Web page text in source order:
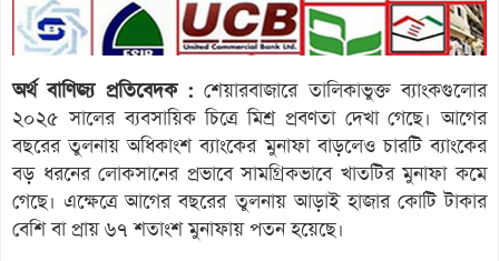
অর্থ বাণিজ্য প্রতিবেদক : শেয়ারবাজারে তালিকাভুক্ত ব্যাংকগুলোর
২০২৫ সালের ব্যবসায়িক চিত্রে মিশ্র প্রবণতা দেখা গেছে। আগের
বছরের তুলনায় অধিকাংশ ব্যাংকের মুনাফা বাড়লেও চারটি ব্যাংকের
বড় ধরনের লোকসানের প্রভাবে সামগ্রিকভাবে খাতটির মুনাফা কমে
গেছে। এক্ষেত্রে আগের বছরের তুলনায় আড়াই হাজার কোটি টাকার
বেশি বা প্রায় ৬৭ শতাংশ মুনাফায় পতন হয়েছে।